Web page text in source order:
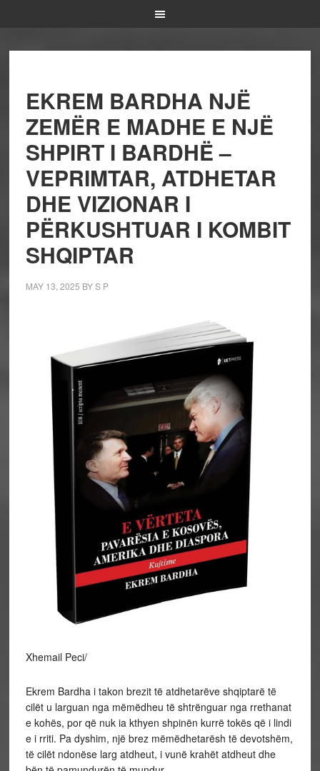
EKREM BARDHA NJË
ZEMËR E MADHE E NJË
SHPIRT I BARDHË –
VEPRIMTAR, ATDHETAR
DHE VIZIONAR I
PËRKUSHTUAR I KOMBIT
SHQIPTAR
MAY 13, 2025 BYS P
Xhemail Peci/
Ekrem Bardha i takon brezit të atdhetarëve shqiptarë të
cilët u larguan nga mëmëdheu të shtrënguar nga rrethanat
e kohës, por që nuk ia kthyen shpinën kurrë tokës që i lindi
e i rriti. Pa dyshim, një brez mëmëdhetarësh të devotshëm,
të cilët ndonëse larg atdheut, i vunë krahët atdheut dhe